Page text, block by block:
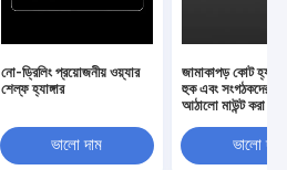
নো-ড্রিলিং প্রয়োজনীয় ওয়্যার
শেল্ফ হ্যাঙ্গার
ভালো দাম
জামাকাপড় কোট
হুক এবং সংগঠকদের
আঠালো মাউন্ট করা
ভালো দাম